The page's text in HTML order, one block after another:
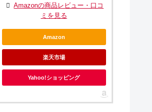
Amazonの商品レビュー・口コ
ミを見る
Amazon
楽天市場
Yahoo!ショッピング